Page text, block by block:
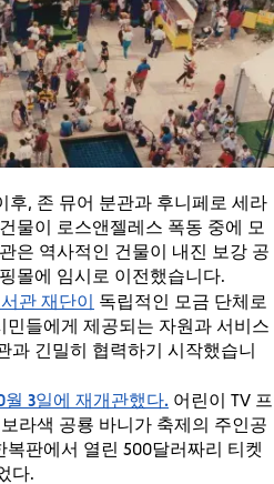
후, 존 뮤어 분관과 후니페로 세라
물이 로스앤젤레스 폭동 중에 모
은 역사적인 건물이 내진 보강 공
몰에 임시로 이전했습니다.
관 재단이 독립적인 모금 단체로
민들에게 제공되는 자원과 서비스
과 긴밀히 협력하기 시작했습니
3일에 재개관했다. 어린이 TV 프
라색 공룡 바니가 축제의 주인공
복판에서 열린 500달러짜리 티켓
다.